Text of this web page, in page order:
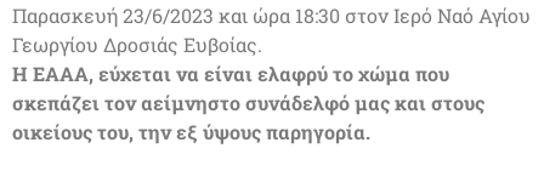
Παρασκευή 23/6/2023 και ώρα 18:30 στον Ιερό Ναό Αγίου
Γεωργίου Δροσιάς Ευβοίας.
Η ΕΑΑΑ, εύχεται να είναι ελαφρύ το χώμα που
σκεπάζει τον αείμνηστο συνάδελφό μας και στους
οικείους του, την εξ ύψους παρηγορία.